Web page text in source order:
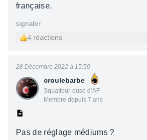
française.
signaler
4 réactions
croulebarbe
Squatteur·euse d’AF
Membre depuis 7 ans
28 Décembre 2022 à 15:50
Pas de réglage médiums ?